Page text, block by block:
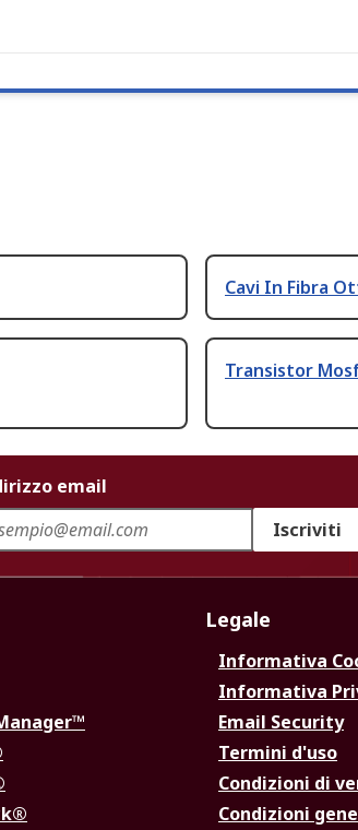
Cavi In Fibra
Transistor
email
Iscriviti
Legale
Informativa
Informativa
Email Security
Termini d'uso
Condizioni di
Condizioni